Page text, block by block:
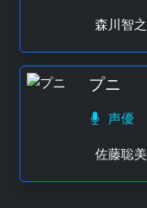
森川智之
プニ
声優
佐藤聡美